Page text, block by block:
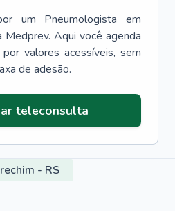
um Pneumologista
em
Medprev. Aqui você agenda
valores acessíveis, sem
de adesão.
teleconsulta
- RS